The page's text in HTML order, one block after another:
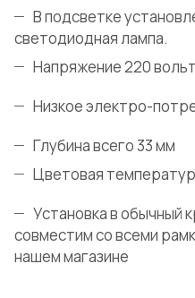
В подсветке
светодиодная лампа.
Напряжение 220
Низкое электро-
Глубина всего 33 мм
Цветовая
Установка в обычный
совместим со всеми
нашем магазине